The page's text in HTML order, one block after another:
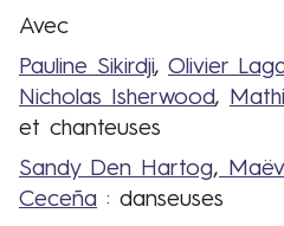
Avec
Pauline Sikirdji, Olivier
Nicholas Isherwood,
et chanteuses
Sandy Den Hartog,
Ceceña : danseuses